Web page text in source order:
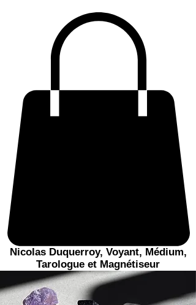
Nicolas Duquerroy, Voyant, Médium,
Tarologue et Magnétiseur